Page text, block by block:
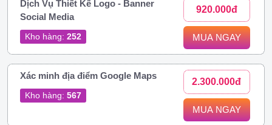
Dịch Vụ Thiết Kế Logo - Banner
Social Media
Kho hàng: 252
920.000đ
MUA NGAY
Xác minh địa điểm Google Maps
Kho hàng: 567
2.300.000đ
MUA NGAY